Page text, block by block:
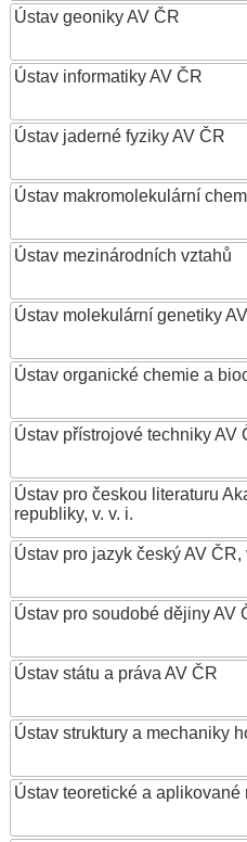
Ústav geoniky AV ČR
Ústav informatiky AV ČR
Ústav jaderné fyziky AV ČR
Ústav makromolekulární
Ústav mezinárodních vztahů
Ústav molekulární genetiky
Ústav organické chemie a
Ústav přístrojové techniky AV
Ústav pro českou literaturu
republiky, v. v. i.
Ústav pro jazyk český AV ČR,
Ústav pro soudobé dějiny AV
Ústav státu a práva AV ČR
Ústav struktury a mechaniky
Ústav teoretické a aplikované